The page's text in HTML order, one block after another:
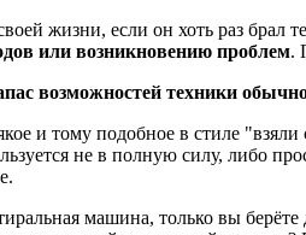
жизни, если он хоть раз брал
или возникновению проблем.
возможностей техники
и тому подобное в стиле
не в полную силу, либо
машина, только вы берёте